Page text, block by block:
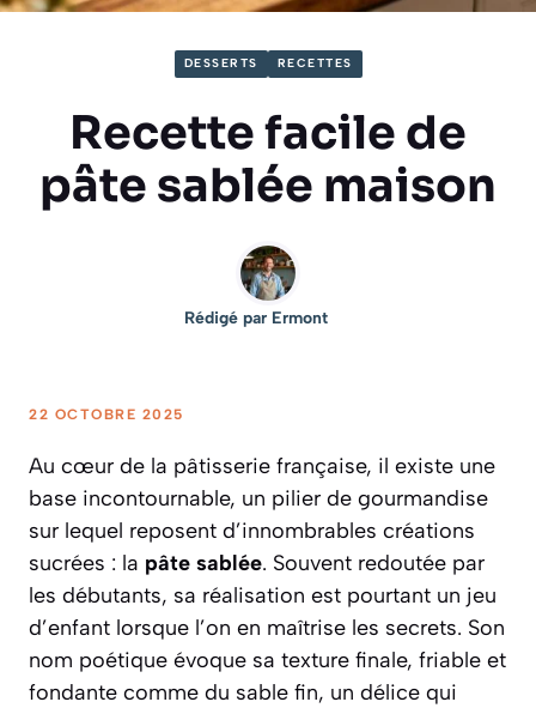
DESSERTS RECETTES
Recette facile de
pâte sablée maison
Rédigé par Ermont
22 OCTOBRE 2025
Au cœur de la pâtisserie française, il existe une
base incontournable, un pilier de gourmandise
sur lequel reposent d’innombrables créations
sucrées : la pâte sablée. Souvent redoutée par
les débutants, sa réalisation est pourtant un jeu
d’enfant lorsque l’on en maîtrise les secrets. Son
nom poétique évoque sa texture finale, friable et
fondante comme du sable fin, un délice qui